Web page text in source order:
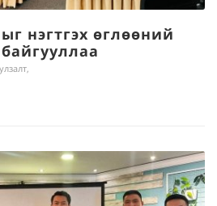
нэгтгэх өглөөний
,